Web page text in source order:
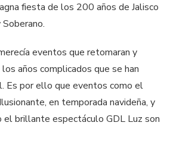
fiesta de los 200 años de Jalisco
eventos que retomaran y
años complicados que se han
Es por ello que eventos como el
en temporada navideña, y
el brillante espectáculo GDL Luz son